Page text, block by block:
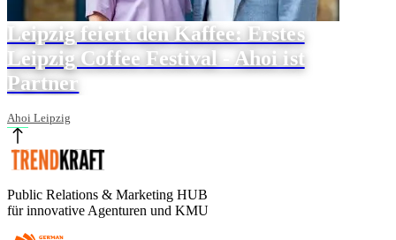
Leipzig feiert den Kaffee: Erstes
Leipzig Coffee Festival - Ahoi ist
Partner
Ahoi Leipzig
Public Relations & Marketing HUB
für innovative Agenturen und KMU